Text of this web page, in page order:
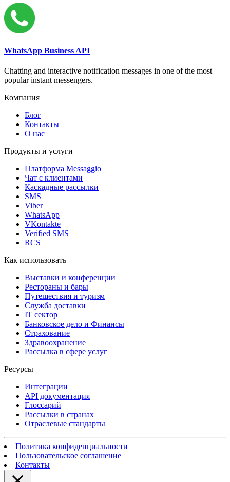
WhatsApp Business API
Chatting and interactive notification messages in one of the most
popular instant messengers.
Компания
Блог
Контакты
О нас
Продукты и услуги
Платформа Messaggio
Чат с клиентами
Каскадные рассылки
SMS
Viber
WhatsApp
VKontakte
Verified SMS
RCS
Как использовать
Выставки и конференции
Рестораны и бары
Путешествия и туризм
Служба доставки
IT сектор
Банковское дело и Финансы
Страхование
Здравоохранение
Рассылка в сфере услуг
Ресурсы
Интеграции
API документация
Глоссарий
Рассылки в странах
Отраслевые стандарты
Политика конфиденциальности
Пользовательское соглашение
Контакты